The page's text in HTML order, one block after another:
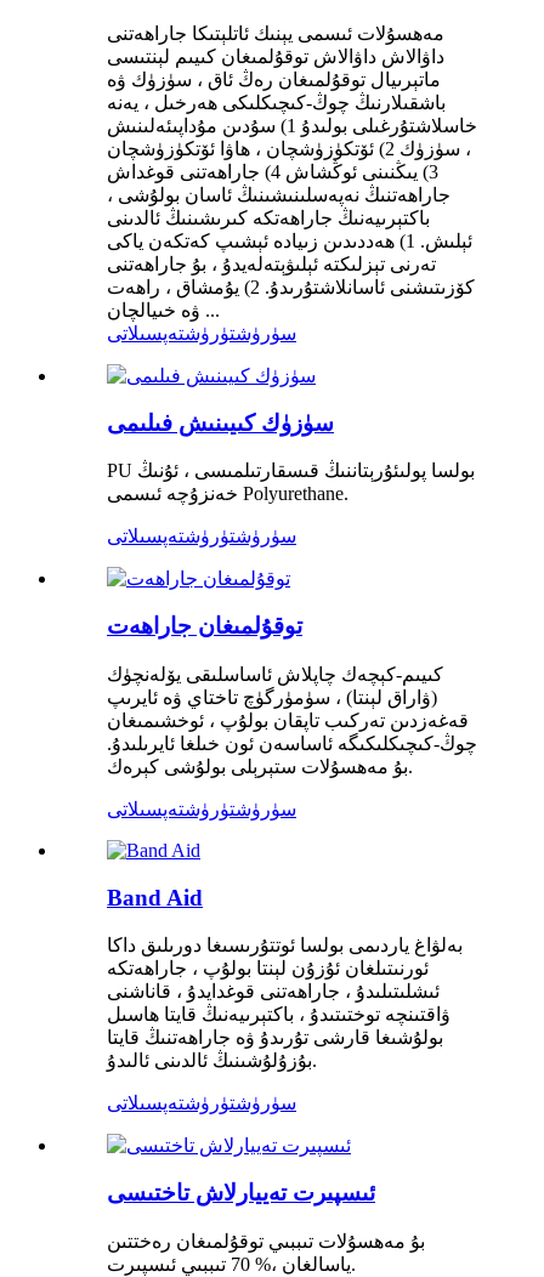
مەھسۇلات ئىسمى يېنىك ئاتلېتىكا جاراھەتنى
داۋالاش داۋالاش توقۇلمىغان كىيىم لېنتىسى
ماتېرىيال توقۇلمىغان رەڭ ئاق ، سۈزۈك ۋە
باشقىلارنىڭ چوڭ-كىچىكلىكى ھەرخىل ، يەنە
خاسلاشتۇرغىلى بولىدۇ 1) سۇدىن مۇداپىئەلىنىش
، سۈزۈك 2) ئۆتكۈزۈشچان ، ھاۋا ئۆتكۈزۈشچان
3) يىڭنىنى ئوڭشاش 4) جاراھەتنى قوغداش
جاراھەتنىڭ نەپەسلىنىشىنىڭ ئاسان بولۇشى ،
باكتېرىيەنىڭ جاراھەتكە كىرىشىنىڭ ئالدىنى
ئېلىش. 1) ھەددىدىن زىيادە ئېشىپ كەتكەن ياكى
تەرنى تېزلىكتە ئېلىۋېتەلەيدۇ ، بۇ جاراھەتنى
كۆزىتىشنى ئاسانلاشتۇرىدۇ. 2) يۇمشاق ، راھەت
ۋە خىيالچان ...
سۈرۈشتۈرۈشتەپسىلاتى
سۈزۈك كىيىنىش فىلىمى
PU بولسا پولىئۇرېتاننىڭ قىسقارتىلمىسى ، ئۇنىڭ
خەنزۇچە ئىسمى Polyurethane.
سۈرۈشتۈرۈشتەپسىلاتى
توقۇلمىغان جاراھەت
كىيىم-كېچەك چاپلاش ئاساسلىقى يۆلەنچۈك
(ۋاراق لېنتا) ، سۈمۈرگۈچ تاختاي ۋە ئايرىپ
قەغەزدىن تەركىب تاپقان بولۇپ ، ئوخشىمىغان
چوڭ-كىچىكلىكىگە ئاساسەن ئون خىلغا ئايرىلىدۇ.
بۇ مەھسۇلات ستېرېلى بولۇشى كېرەك.
سۈرۈشتۈرۈشتەپسىلاتى
Band Aid
بەلۋاغ ياردىمى بولسا ئوتتۇرىسىغا دورىلىق داكا
ئورنىتىلغان ئۇزۇن لېنتا بولۇپ ، جاراھەتكە
ئىشلىتىلىدۇ ، جاراھەتنى قوغدايدۇ ، قاناشنى
ۋاقتىنچە توختىتىدۇ ، باكتېرىيەنىڭ قايتا ھاسىل
بولۇشىغا قارشى تۇرىدۇ ۋە جاراھەتنىڭ قايتا
بۇزۇلۇشىنىڭ ئالدىنى ئالىدۇ.
سۈرۈشتۈرۈشتەپسىلاتى
ئىسپىرت تەييارلاش تاختىسى
بۇ مەھسۇلات تىببىي توقۇلمىغان رەختتىن
ياسالغان ،% 70 تىببىي ئىسپىرت.